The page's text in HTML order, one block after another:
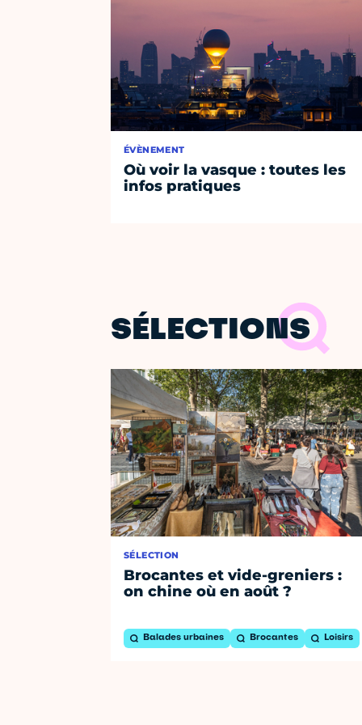
ÉVÈNEMENT
Où voir la vasque : toutes les
infos pratiques
SÉLECTIONS
SÉLECTION
Brocantes et vide-greniers :
on chine où en août ?
Balades urbaines Brocantes Loisirs